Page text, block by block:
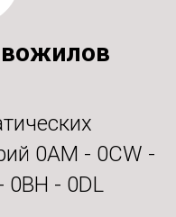
0AM - 0CW -
0BH - 0DL